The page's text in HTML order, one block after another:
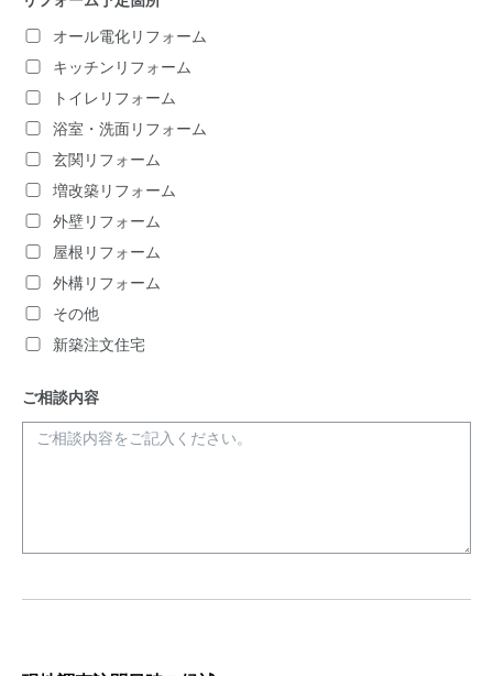
オール電化リフォーム
キッチンリフォーム
トイレリフォーム
浴室・洗面リフォーム
玄関リフォーム
増改築リフォーム
外壁リフォーム
屋根リフォーム
外構リフォーム
その他
新築注文住宅
ご相談内容